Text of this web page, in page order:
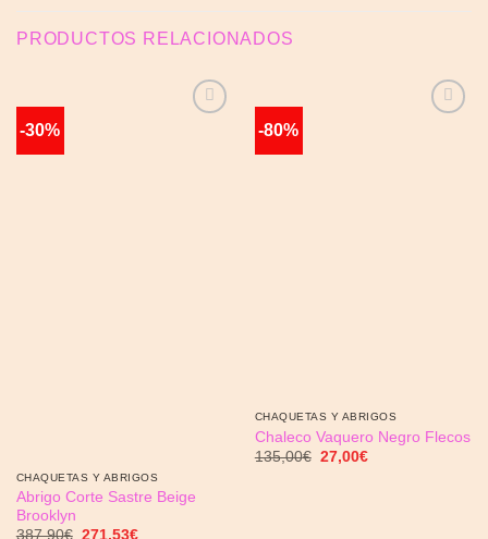
PRODUCTOS RELACIONADOS
-30%
CHAQUETAS Y ABRIGOS
Abrigo Corte Sastre Beige
Brooklyn
387,90€ El
271,53€El
-80%
CHAQUETAS Y ABRIGOS
Chaleco Vaquero Negro Flecos
135,00€ El
27,00€El